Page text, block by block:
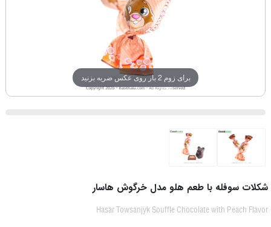
برای زوم 2 بار روی عکس ضربه بزنید
شکلات سوفله با طعم هلو مدل خرگوش هاسار
Hasar Towsanjyk Souffle Chocolate with Peach Flavor